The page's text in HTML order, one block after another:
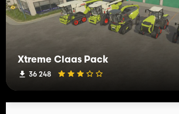
Xtreme Claas Pack
36 248